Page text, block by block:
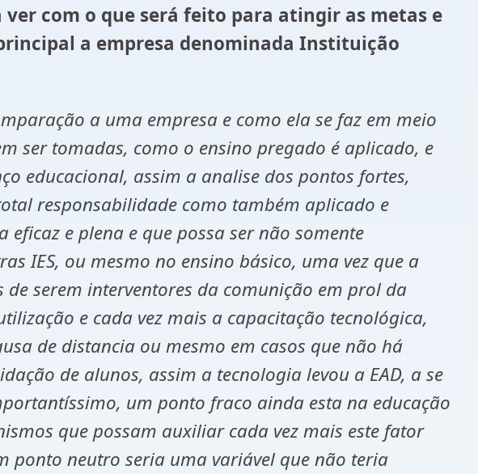
com o que será feito para atingir as metas e
a empresa denominada Instituição
a uma empresa e como ela se faz em meio
ser tomadas, como o ensino pregado é aplicado, e
educacional, assim a analise dos pontos fortes,
responsabilidade como também aplicado e
e plena e que possa ser não somente
IES, ou mesmo no ensino básico, uma vez que a
serem interventores da comunição em prol da
e cada vez mais a capacitação tecnológica,
de distancia ou mesmo em casos que não há
de alunos, assim a tecnologia levou a EAD, a se
um ponto fraco ainda esta na educação
que possam auxiliar cada vez mais este fator
ponto neutro seria uma variável que não teria